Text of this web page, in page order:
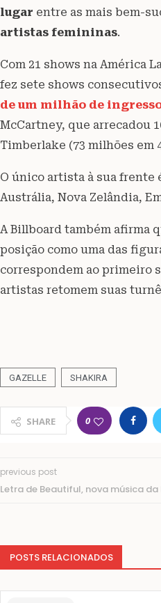
lugar entre as mais bem-
artistas femininas.
Com 21 shows na América
fez sete shows
de um milhão de
McCartney, que arrecadou
Timberlake (73 milhões em
O único artista à sua frente
Austrália, Nova Zelândia,
A Billboard também afirma
posição como uma das
correspondem ao primeiro
artistas retomem suas
GAZELLE SHAKIRA
SHARE 0
previous post
Letra de Beautiful, nova música da
POSTS RELACIONADOS